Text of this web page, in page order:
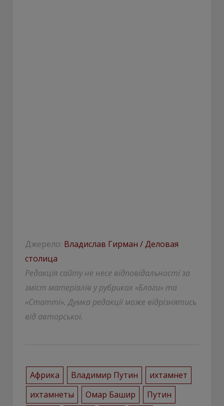
Джерело: Владислав Гирман / Деловая
столица
Редакція сайту не несе відповідальності за
зміст матеріалів у рубриках «Блоги» та
«Статті». Думка редакції може відрізнятись
від авторської.
Африка Владимир Путин
ихтамнет
ихтамнеты
Омар Башир
Путин